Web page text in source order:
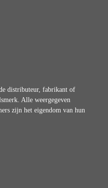
distributeur, fabrikant of
Alle weergegeven
zijn het eigendom van hun